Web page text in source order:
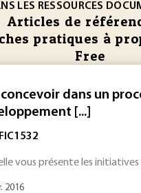
LES RESSOURCES
Articles de
pratiques à
Free
dans un
[...]
vous présente les
2016